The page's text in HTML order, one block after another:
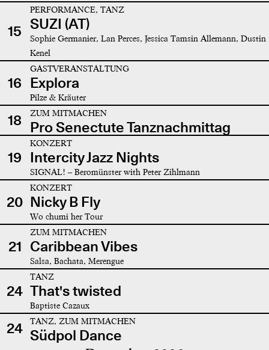
15
PERFORMANCE, TANZ
SUZI (AT)
Sophie Germanier, Lan Perces, Jessica Tamsin Allemann, Dustin
Kenel
16
GASTVERANSTALTUNG
Explora
Pilze & Kräuter
18 ZUM MITMACHEN
Pro Senectute Tanznachmittag
19
KONZERT
Intercity Jazz Nights
SIGNAL! – Beromünster with Peter Zihlmann
20
KONZERT
Nicky B Fly
Wo chumi her Tour
21
ZUM MITMACHEN
Caribbean Vibes
Salsa, Bachata, Merengue
24
TANZ
That's twisted
Baptiste Cazaux
24 TANZ, ZUM MITMACHEN
Südpol Dance